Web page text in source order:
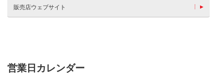
販売店ウェブサイト
営業日カレンダー